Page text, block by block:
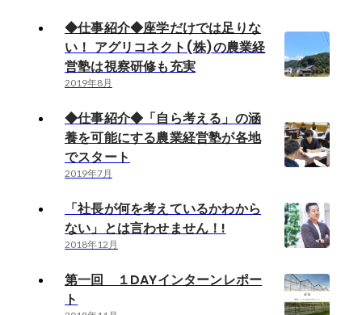
◆仕事紹介◆座学だけでは足りな
い！ アグリコネクト(株)の農業経
営塾は視察研修も充実
2019年8月
◆仕事紹介◆「自ら考える」の涵
養を可能にする農業経営塾が各地
でスタート
2019年7月
「社長が何を考えているかわから
ない」とは言わせません！!
2018年12月
第一回 １DAYインターンレポー
ト